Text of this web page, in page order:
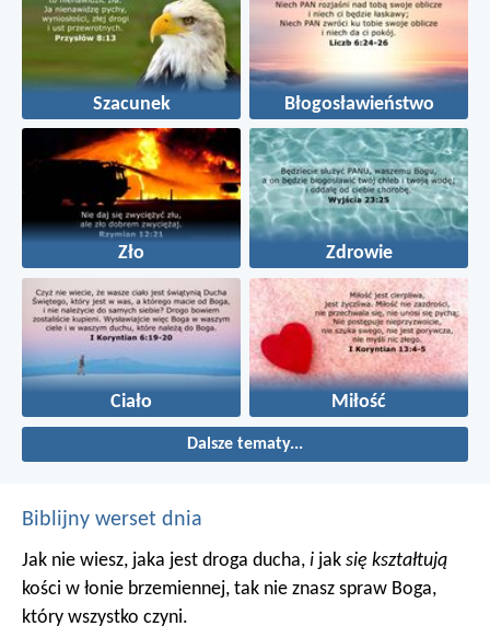
Szacunek Błogosławieństwo
Zło Zdrowie
Ciało Miłość
Dalsze tematy...
Biblijny werset dnia
Jak nie wiesz, jaka jest droga ducha, i jak się kształtują
kości w łonie brzemiennej, tak nie znasz spraw Boga,
który wszystko czyni.